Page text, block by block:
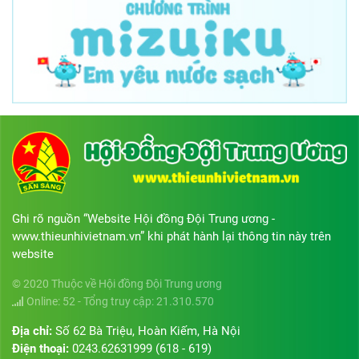
Ghi rõ nguồn “Website Hội đồng Đội Trung ương -
www.thieunhivietnam.vn” khi phát hành lại thông tin này trên
website
© 2020 Thuộc về Hội đồng Đội Trung ương
Online: 52 - Tổng truy cập: 21.310.570
Địa chỉ: Số 62 Bà Triệu, Hoàn Kiếm, Hà Nội
Điện thoại: 0243.62631999 (618 - 619)